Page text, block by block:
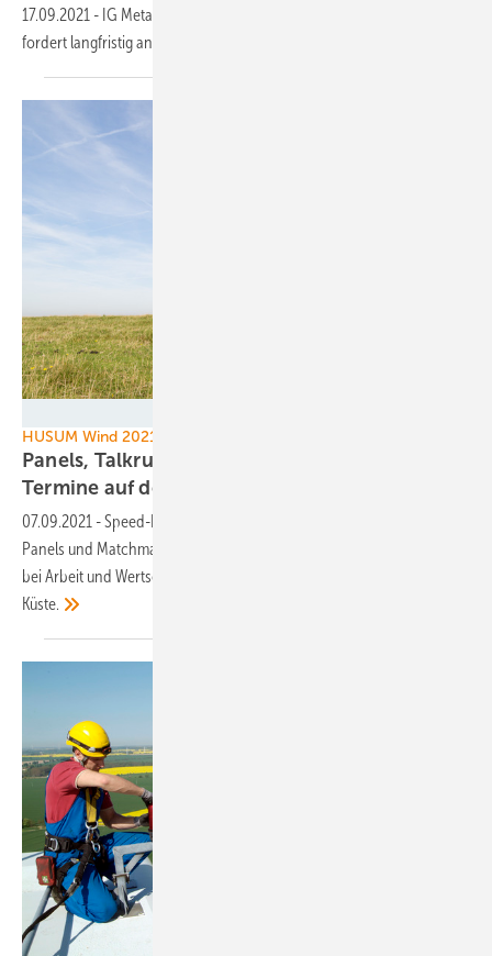
17.09.2021 - IG Metall präsentiert Studie auf der Husum Wind und
fordert langfristig angelegte
HUSUM Wind 2021
Panels, Talkrunden, Empfänge – wichtige
Termine auf der HUSUM
07.09.2021 -Speed-Dating auf der HUSUM Wind 2021: Spannende
Panels und Matchmaking-Formate, Perspektiven der Windindustrie
bei Arbeit und Wertschöpfung – Studie im Auftrag der IG Metall
Küste.